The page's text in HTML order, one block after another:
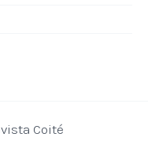
Coité